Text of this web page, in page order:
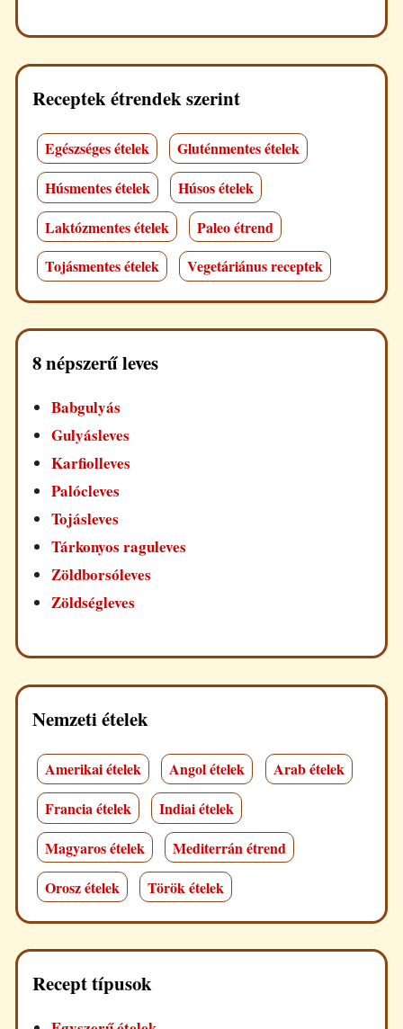
Receptek étrendek szerint
Egészséges ételek
Gluténmentes ételek
Húsmentes ételek
Húsos ételek
Laktózmentes ételek
Paleo étrend
Tojásmentes ételek
Vegetáriánus receptek
8 népszerű leves
Babgulyás
Gulyásleves
Karfiolleves
Palócleves
Tojásleves
Tárkonyos raguleves
Zöldborsóleves
Zöldségleves
Nemzeti ételek
Amerikai ételek Angol ételek
Arab ételek
Francia ételek
Indiai ételek
Magyaros ételek
Mediterrán étrend
Orosz ételek
Török ételek
Recept típusok